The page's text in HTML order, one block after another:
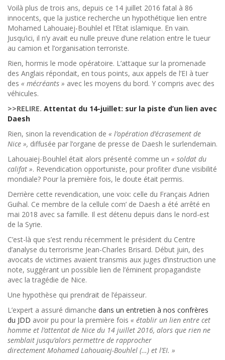
Voilà plus de trois ans, depuis ce 14 juillet 2016 fatal à 86
innocents, que la justice recherche un hypothétique lien entre
Mohamed Lahouaiej-Bouhlel et l’Etat islamique. En vain.
Jusqu’ici, il n’y avait eu nulle preuve d’une relation entre le tueur
au camion et l’organisation terroriste.
Rien, hormis le mode opératoire. L’attaque sur la promenade
des Anglais répondait, en tous points, aux appels de l’EI à tuer
des « mécréants » avec les moyens du bord. Y compris avec des
véhicules.
>>RELIRE. Attentat du 14-juillet: sur la piste d’un lien avec
Daesh
Rien, sinon la revendication de « l’opération d’écrasement de
Nice », diffusée par l’organe de presse de Daesh le surlendemain.
Lahouaiej-Bouhlel était alors présenté comme un « soldat du
califat ». Revendication opportuniste, pour profiter d’une visibilité
mondiale? Pour la première fois, le doute était permis.
Derrière cette revendication, une voix: celle du Français Adrien
Guihal. Ce membre de la cellule com’ de Daesh a été arrêté en
mai 2018 avec sa famille. Il est détenu depuis dans le nord-est
de la Syrie.
C’est-là que s’est rendu récemment le président du Centre
d’analyse du terrorisme Jean-Charles Brisard. Début juin, des
avocats de victimes avaient transmis aux juges d’instruction une
note, suggérant un possible lien de l’éminent propagandiste
avec la tragédie de Nice.
Une hypothèse qui prendrait de l’épaisseur.
L’expert a assuré dimanche dans un entretien à nos confrères
du JDD avoir pu pour la première fois « établir un lien entre cet
homme et l’attentat de Nice du 14 juillet 2016, alors que rien ne
semblait jusqu’alors permettre de rapprocher
directement Mohamed Lahouaiej-Bouhlel (…) et l’EI. »